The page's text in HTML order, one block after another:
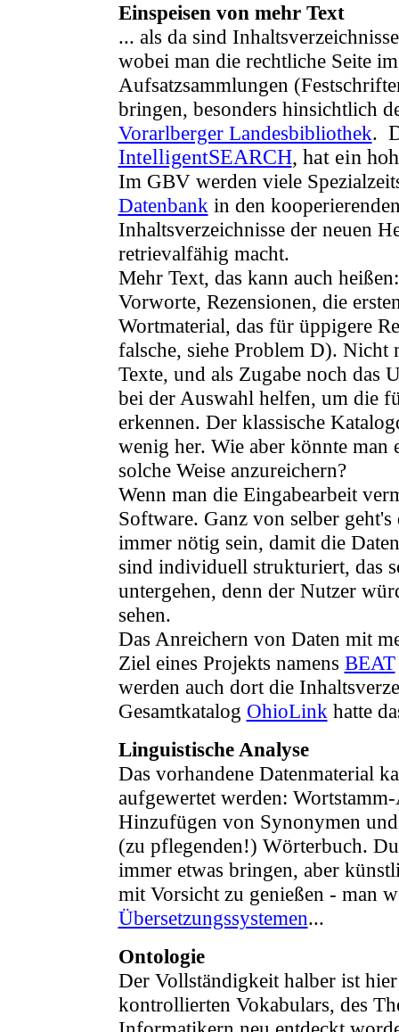
Einspeisen von mehr Text
... als da sind
wobei man die rechtliche Seite
Aufsatzsammlungen
bringen, besonders hinsichtlich
Vorarlberger Landesbibliothek.
IntelligentSEARCH, hat ein
Im GBV werden viele
Datenbankin den
Inhaltsverzeichnisse der neuen
retrievalfähig macht.
Mehr Text, das kann auch
Vorworte, Rezensionen, die
Wortmaterial, das für üppigere
falsche, siehe Problem D). Nicht
Texte, und als Zugabe noch das
bei der Auswahl helfen, um die
erkennen. Der klassische
wenig her. Wie aber könnte man
solche Weise anzureichern?
Wenn man die Eingabearbeit
Software. Ganz von selber
immer nötig sein, damit die
sind individuell strukturiert, das
untergehen, denn der Nutzer
sehen.
Das Anreichern von Daten mit
Ziel eines Projekts namens BEAT
werden auch dort die
Gesamtkatalog OhioLinkhatte
Linguistische Analyse
Das vorhandene Datenmaterial
aufgewertet werden:
Hinzufügen von Synonymen
(zu pflegenden!) Wörterbuch.
immer etwas bringen, aber
mit Vorsicht zu genießen - man
Übersetzungssystemen...
Ontologie
Der Vollständigkeit halber ist
kontrollierten Vokabulars, des